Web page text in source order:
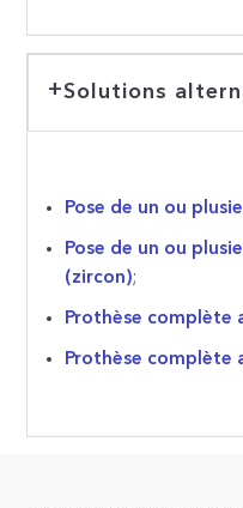
Solutions
Pose de un ou
Pose de un ou
(zircon);
Prothèse complète
Prothèse complète